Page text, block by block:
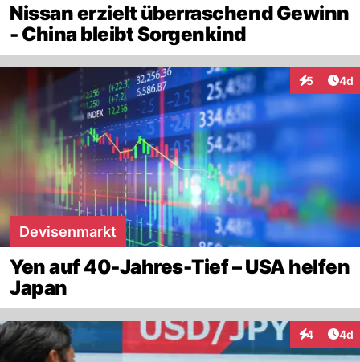
Nissan erzielt überraschend Gewinn
- China bleibt Sorgenkind
5 4d
Devisenmarkt
Yen auf 40-Jahres-Tief – USA helfen
Japan
4 4d